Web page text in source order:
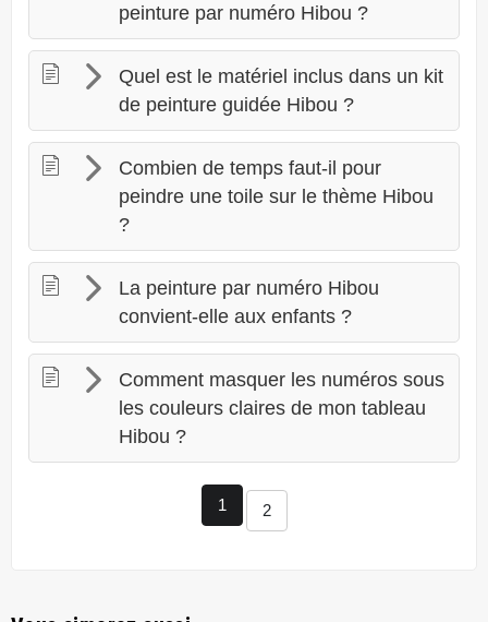
peinture par numéro Hibou ?
Quel est le matériel inclus dans un kit
de peinture guidée Hibou ?
Combien de temps faut-il pour
peindre une toile sur le thème Hibou
?
La peinture par numéro Hibou
convient-elle aux enfants ?
Comment masquer les numéros sous
les couleurs claires de mon tableau
Hibou ?
1 2